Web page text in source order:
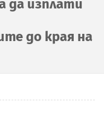
да изплати
до края на